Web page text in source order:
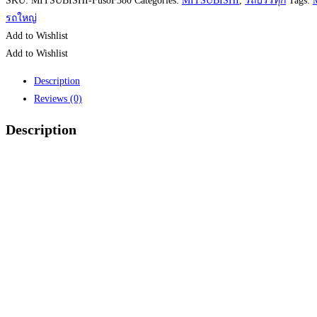
รถใหญ่
Add to Wishlist
Add to Wishlist
Description
Reviews (0)
Description